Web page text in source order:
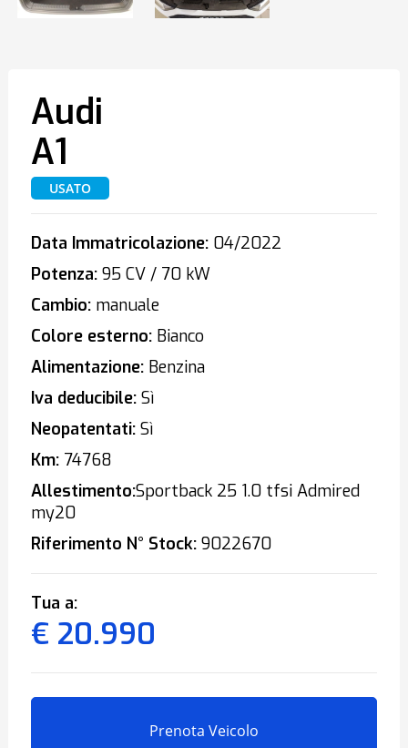
Audi
A1
USATO
Data Immatricolazione:04/2022
Potenza:95 CV / 70 kW
Cambio:manuale
Colore esterno:Bianco
Alimentazione:Benzina
Iva deducibile:Sì
Neopatentati:Sì
Km:74768
Allestimento:Sportback 25 1.0 tfsi Admired
my20
Riferimento N° Stock:9022670
Tua a:
€ 20.990
Prenota Veicolo